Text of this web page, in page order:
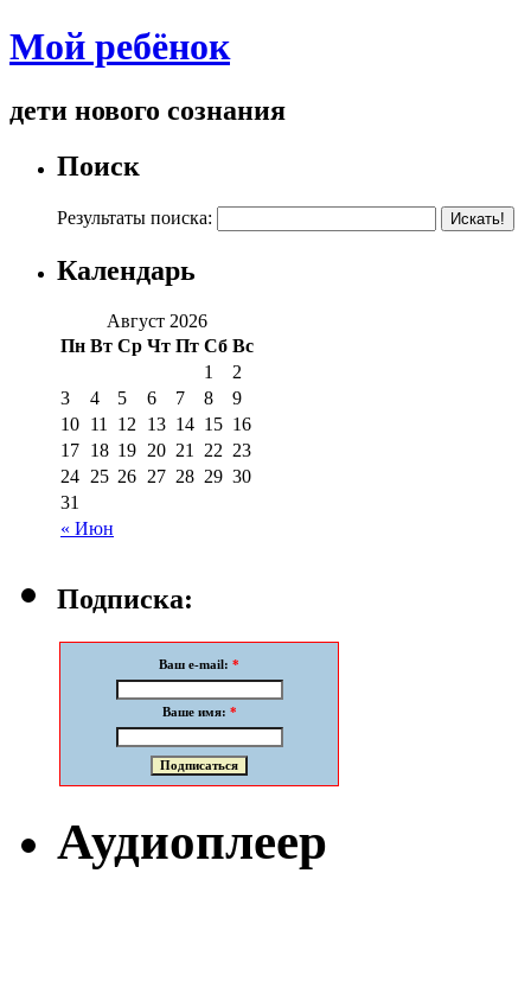
Мой ребёнок
дети нового сознания
Поиск
Результаты поиска:
Календарь
Август 2026
Пн Вт Ср Чт Пт Сб Вс
« Июн
1
2
3
4 5 6 7 8
9
10 11 12 13 14 15 16
17 18 19 20 21 22 23
24 25 26 27 28 29 30
31
Подписка:
Ваш e-mail: *
Ваше имя: *
Аудиоплеер